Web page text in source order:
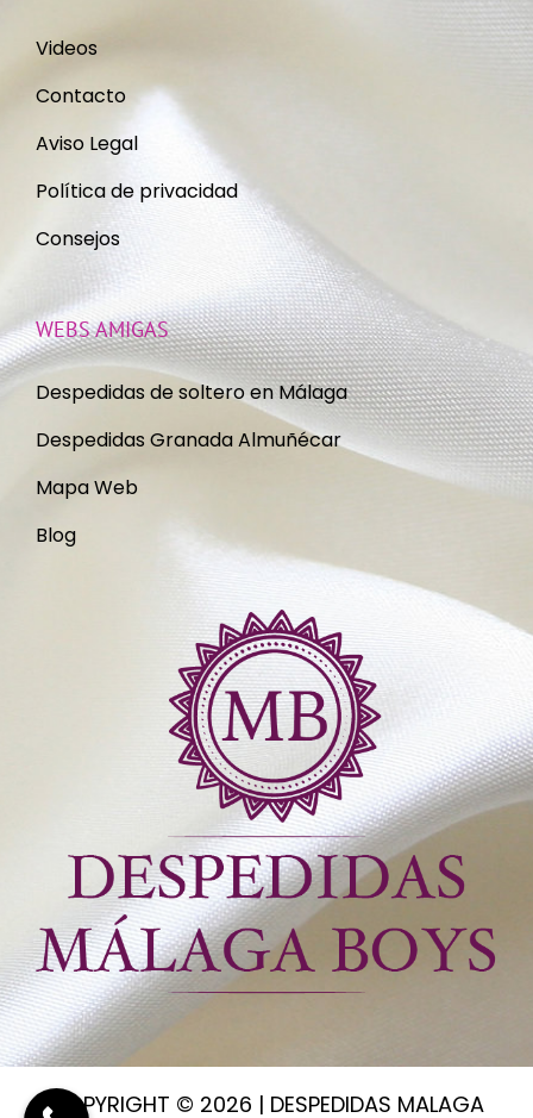
Videos
Contacto
Aviso Legal
Política de privacidad
Consejos
WEBS AMIGAS
Despedidas de soltero en Málaga
Despedidas Granada Almuñécar
Mapa Web
Blog
COPYRIGHT © 2026 | DESPEDIDAS MALAGA